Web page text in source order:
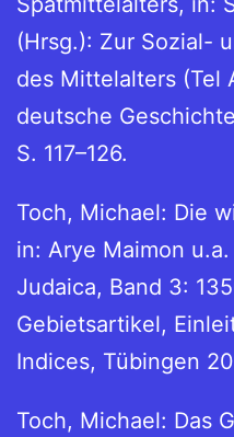
(Hrsg.): Zur Sozial-
des Mittelalters (Tel
deutsche
S. 117–126.
Toch, Michael: Die
in: Arye Maimon
Judaica, Band 3:
Gebietsartikel,
Indices, Tübingen
Toch, Michael: Das